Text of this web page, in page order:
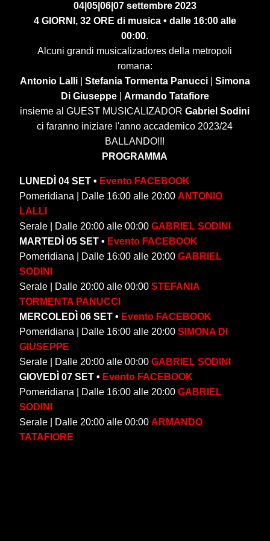
04|05|06|07 settembre 2023
4 GIORNI, 32 ORE di musica • dalle 16:00 alle
00:00.
Alcuni grandi musicalizadores della metropoli
romana:
Antonio Lalli| Stefania Tormenta Panucci| Simona
Di Giuseppe| Armando Tatafiore
insieme al GUEST MUSICALIZADORGabriel Sodini
ci faranno iniziare l'anno accademico 2023/24
BALLANDO!!!
PROGRAMMA
LUNEDÌ 04 SET • Evento FACEBOOK
Pomeridiana | Dalle 16:00 alle 20:00ANTONIO
LALLI
Serale | Dalle 20:00 alle 00:00GABRIEL SODINI
MARTEDÌ 05 SET • Evento FACEBOOK
Pomeridiana | Dalle 16:00 alle 20:00GABRIEL
SODINI
Serale | Dalle 20:00 alle 00:00STEFANIA
TORMENTA PANUCCI
MERCOLEDÌ 06 SET • Evento FACEBOOK
Pomeridiana | Dalle 16:00 alle 20:00SIMONA DI
GIUSEPPE
Serale | Dalle 20:00 alle 00:00GABRIEL SODINI
GIOVEDÌ 07 SET • Evento FACEBOOK
Pomeridiana | Dalle 16:00 alle 20:00GABRIEL
SODINI
Serale | Dalle 20:00 alle 00:00ARMANDO
TATAFIORE